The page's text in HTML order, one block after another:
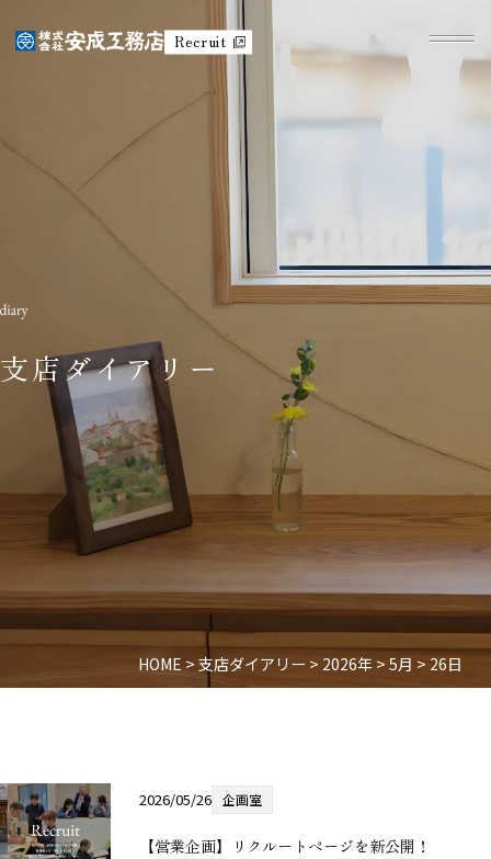
Recruit
支店ダイアリー
HOME >支店ダイアリー > 2026年 >5月 > 26日
2026/05/26 企画室
【営業企画】リクルートページを新公開！